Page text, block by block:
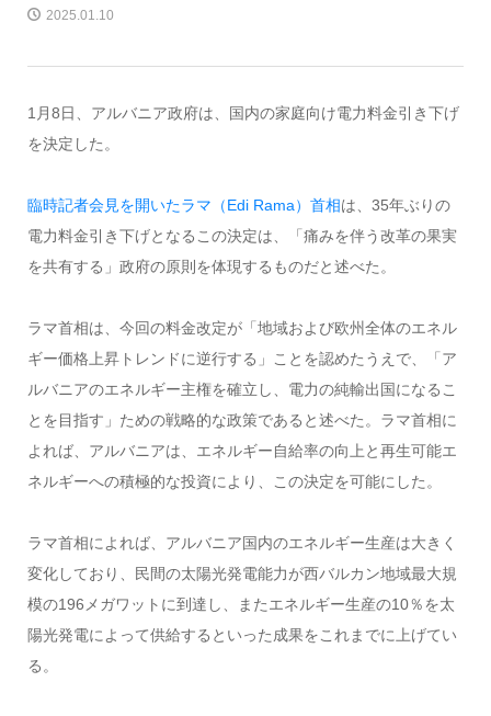
2025.01.10
1月8日、アルバニア政府は、国内の家庭向け電力料金引き下げ
を決定した。
臨時記者会見を開いたラマ（Edi Rama）首相は、35年ぶりの
電力料金引き下げとなるこの決定は、「痛みを伴う改革の果実
を共有する」政府の原則を体現するものだと述べた。
ラマ首相は、今回の料金改定が「地域および欧州全体のエネル
ギー価格上昇トレンドに逆行する」ことを認めたうえで、「ア
ルバニアのエネルギー主権を確立し、電力の純輸出国になるこ
とを目指す」ための戦略的な政策であると述べた。ラマ首相に
よれば、アルバニアは、エネルギー自給率の向上と再生可能エ
ネルギーへの積極的な投資により、この決定を可能にした。
ラマ首相によれば、アルバニア国内のエネルギー生産は大きく
変化しており、民間の太陽光発電能力が西バルカン地域最大規
模の196メガワットに到達し、またエネルギー生産の10％を太
陽光発電によって供給するといった成果をこれまでに上げてい
る。